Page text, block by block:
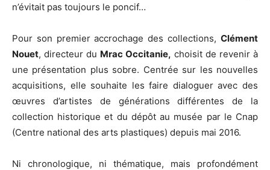
n’évitait pas toujours le poncif…
Pour son premier accrochage des collections, Clément
Nouet, directeur du Mrac Occitanie, choisit de revenir à
une présentation plus sobre. Centrée sur les nouvelles
acquisitions, elle souhaite les faire dialoguer avec des
œuvres d’artistes de générations différentes de la
collection historique et du dépôt au musée par le Cnap
(Centre national des arts plastiques) depuis mai 2016.
Ni chronologique, ni thématique, mais profondément